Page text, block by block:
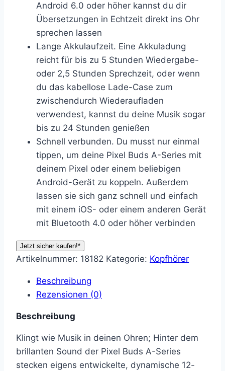
Android 6.0 oder höher kannst du dir
Übersetzungen in Echtzeit direkt ins Ohr
sprechen lassen
Lange Akkulaufzeit. Eine Akkuladung
reicht für bis zu 5 Stunden Wiedergabe-
oder 2,5 Stunden Sprechzeit, oder wenn
du das kabellose Lade-Case zum
zwischendurch Wiederaufladen
verwendest, kannst du deine Musik sogar
bis zu 24 Stunden genießen
Schnell verbunden. Du musst nur einmal
tippen, um deine Pixel Buds A-Series mit
deinem Pixel oder einem beliebigen
Android-Gerät zu koppeln. Außerdem
lassen sie sich ganz schnell und einfach
mit einem iOS- oder einem anderen Gerät
mit Bluetooth 4.0 oder höher verbinden
Jetzt sicher kaufen!*
Artikelnummer: 18182 Kategorie: Kopfhörer
Beschreibung
Rezensionen (0)
Beschreibung
Klingt wie Musik in deinen Ohren; Hinter dem
brillanten Sound der Pixel Buds A-Series
stecken eigens entwickelte, dynamische 12-